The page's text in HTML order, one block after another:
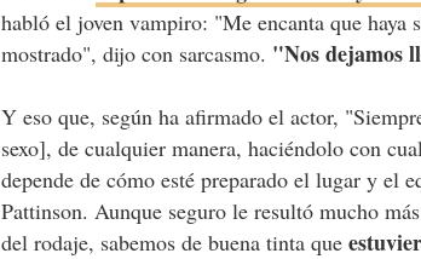
habló el joven vampiro: "Me encanta que haya
mostrado", dijo con sarcasmo. "Nos dejamos
Y eso que, según ha afirmado el actor,
sexo], de cualquier manera, haciéndolo con
depende de cómo esté preparado el lugar y el
Pattinson. Aunque seguro le resultó mucho
del rodaje, sabemos de buena tinta que